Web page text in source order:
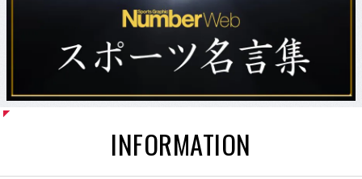
INFORMATION